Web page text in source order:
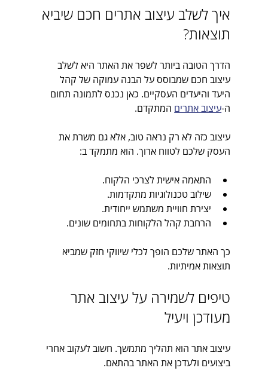
איך לשלב עיצוב אתרים חכם שיביא
תוצאות?
הדרך הטובה ביותר לשפר את האתר היא לשלב
עיצוב חכם שמבוסס על הבנה עמוקה של קהל
היעד והיעדים העסקיים. כאן נכנס לתמונה תחום
ה-עיצוב אתרים המתקדם.
עיצוב כזה לא רק נראה טוב, אלא גם משרת את
העסק שלכם לטווח ארוך. הוא מתמקד ב:
התאמה אישית לצרכי הלקוח.
שילוב טכנולוגיות מתקדמות.
יצירת חוויית משתמש ייחודית.
הרחבת קהל הלקוחות בתחומים שונים.
כך האתר שלכם הופך לכלי שיווקי חזק שמביא
תוצאות אמיתיות.
טיפים לשמירה על עיצוב אתר
מעודכן ויעיל
עיצוב אתר הוא תהליך מתמשך. חשוב לעקוב אחרי
ביצועים ולעדכן את האתר בהתאם.